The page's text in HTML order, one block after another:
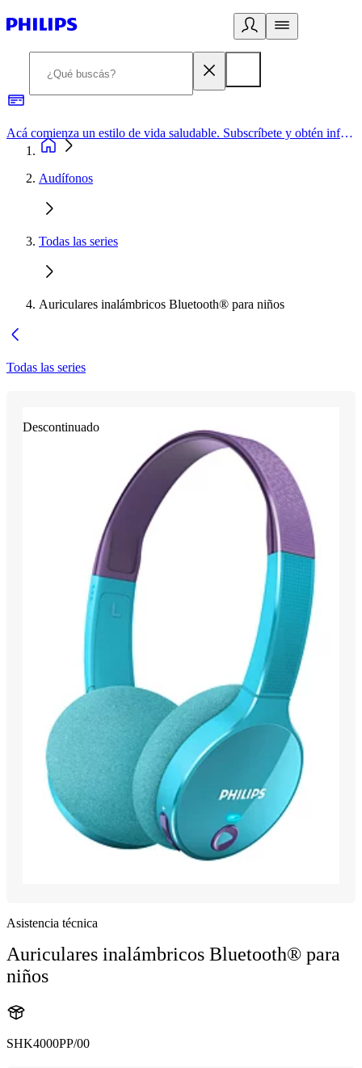
Acá comienza un estilo de vida saludable. Subscríbete y obtén información de primera mano
Audífonos
Todas las series
Auriculares inalámbricos Bluetooth® para niños
Todas las series
Descontinuado
Asistencia técnica
Auriculares inalámbricos Bluetooth® para
niños
SHK4000PP/00